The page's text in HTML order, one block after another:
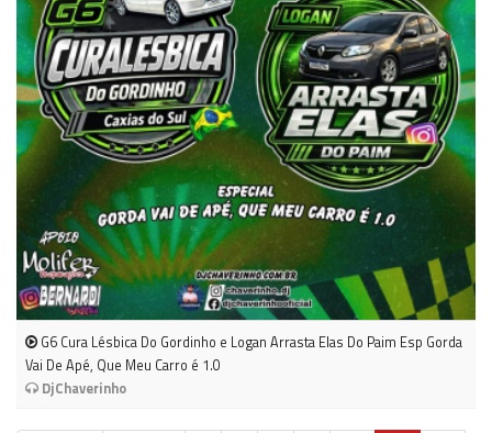
G6 Cura Lésbica Do Gordinho e Logan Arrasta Elas Do Paim Esp Gorda
Vai De Apé, Que Meu Carro é 1.0
DjChaverinho